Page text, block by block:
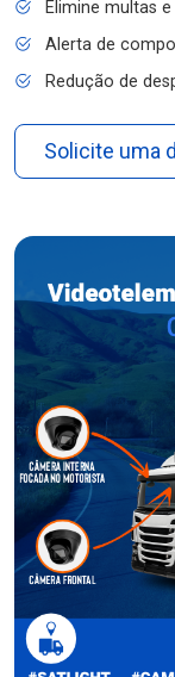
Elimine multas
Alerta de
Redução de
Solicite uma